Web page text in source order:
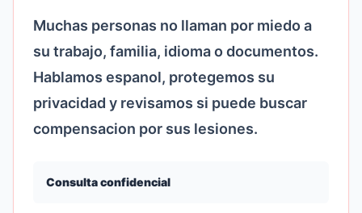
Muchas personas no llaman por miedo a
su trabajo, familia, idioma o documentos.
Hablamos espanol, protegemos su
privacidad y revisamos si puede buscar
compensacion por sus lesiones.
Consulta confidencial